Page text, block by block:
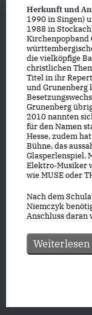
Herkunft und
1990 in Singen)
1988 in
Kirchenpopband
die vielköpfige
christlichen
Titel in ihr
und Grunenberg
Grunenberg
2010 nannten
für den Namen
Hesse, zudem
Bühne, das
Glasperlenspiel.
Elektro-Musiker
wie MUSE oder
Nach dem
Niemczyk
Anschluss daran
Weiterlesen